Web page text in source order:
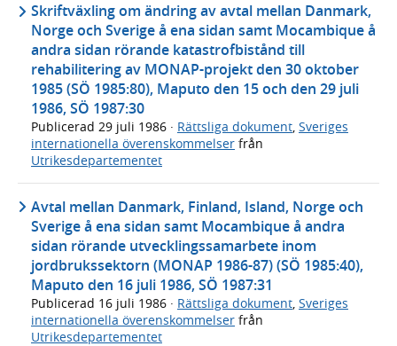
Skriftväxling om ändring av avtal mellan Danmark,
Norge och Sverige å ena sidan samt Mocambique å
andra sidan rörande katastrofbistånd till
rehabilitering av MONAP-projekt den 30 oktober
1985 (SÖ 1985:80), Maputo den 15 och den 29 juli
1986, SÖ 1987:30
Publicerad 29 juli 1986 · Rättsliga dokument, Sveriges
internationella överenskommelser från
Utrikesdepartementet
Avtal mellan Danmark, Finland, Island, Norge och
Sverige å ena sidan samt Mocambique å andra
sidan rörande utvecklingssamarbete inom
jordbrukssektorn (MONAP 1986-87) (SÖ 1985:40),
Maputo den 16 juli 1986, SÖ 1987:31
Publicerad 16 juli 1986 · Rättsliga dokument, Sveriges
internationella överenskommelser från
Utrikesdepartementet